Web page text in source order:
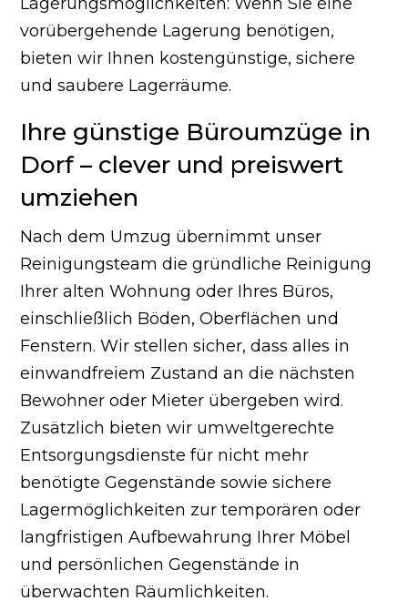
vorübergehende Lagerung benötigen,
bieten wir Ihnen kostengünstige, sichere
und saubere Lagerräume.
Ihre günstige Büroumzüge in
Dorf – clever und preiswert
umziehen
Nach dem Umzug übernimmt unser
Reinigungsteam die gründliche Reinigung
Ihrer alten Wohnung oder Ihres Büros,
einschließlich Böden, Oberflächen und
Fenstern. Wir stellen sicher, dass alles in
einwandfreiem Zustand an die nächsten
Bewohner oder Mieter übergeben wird.
Zusätzlich bieten wir umweltgerechte
Entsorgungsdienste für nicht mehr
benötigte Gegenstände sowie sichere
Lagermöglichkeiten zur temporären oder
langfristigen Aufbewahrung Ihrer Möbel
und persönlichen Gegenstände in
überwachten Räumlichkeiten.